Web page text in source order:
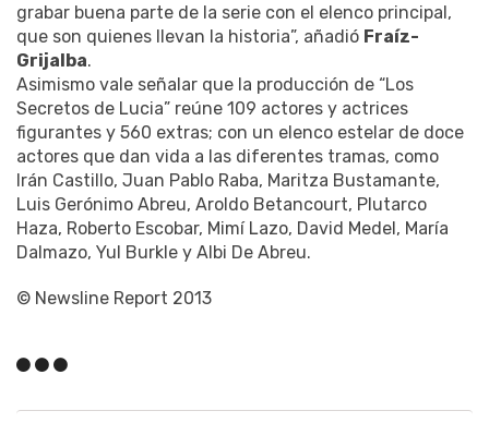
grabar buena parte de la serie con el elenco principal,
que son quienes llevan la historia”, añadió Fraíz-
Grijalba.
Asimismo vale señalar que la producción de “Los
Secretos de Lucia” reúne 109 actores y actrices
figurantes y 560 extras; con un elenco estelar de doce
actores que dan vida a las diferentes tramas, como
Irán Castillo, Juan Pablo Raba, Maritza Bustamante,
Luis Gerónimo Abreu, Aroldo Betancourt, Plutarco
Haza, Roberto Escobar, Mimí Lazo, David Medel, María
Dalmazo, Yul Burkle y Albi De Abreu.
© Newsline Report 2013